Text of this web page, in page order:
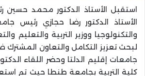
استقبل الأستاذ الدكتور محمد
الأستاذ الدكتور رضا حجازي رئيس
والتكنولوجيا ووزير التربية والتعليم
لبحث تعزيز التكامل والتعاون
جامعات إقليم الدلتا وحضر اللقاء
كلية التربية بجامعة طنطا حيث تم